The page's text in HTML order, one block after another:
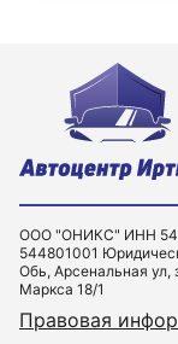
ООО "ОНИКС" ИНН
544801001
Обь, Арсенальная ул,
Маркса 18/1
Правовая